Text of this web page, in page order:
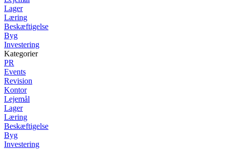
Lager
Læring
Beskæftigelse
Byg
Investering
Kategorier
PR
Events
Revision
Kontor
Lejemål
Lager
Læring
Beskæftigelse
Byg
Investering